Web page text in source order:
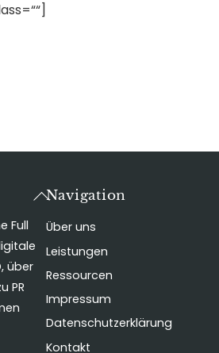
Back
Top
Full
über
PR
Navigation
Über uns
Leistungen
Ressourcen
Impressum
Datenschutzerklärung
Kontakt